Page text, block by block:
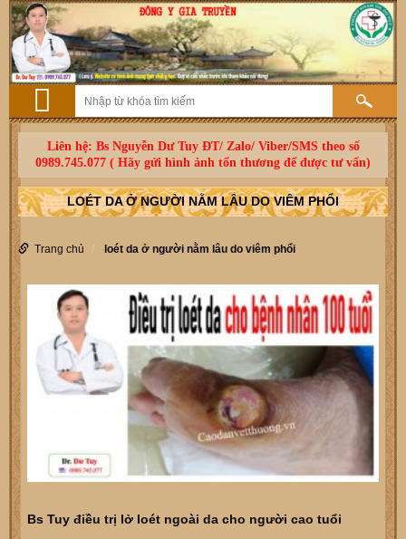
Liên hệ: Bs Nguyễn Dư Tuy ĐT/ Zalo/ Viber/SMS theo số
0989.745.077 ( Hãy gửi hình ảnh tổn thương để được tư vấn)
LOÉT DA Ở NGƯỜI NẰM LÂU DO VIÊM PHỔI
Trang chủ loét da ở người nằm lâu do viêm phổi
Bs Tuy điều trị lở loét ngoài da cho người cao tuổi